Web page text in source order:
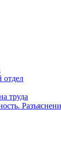
отдел
труда